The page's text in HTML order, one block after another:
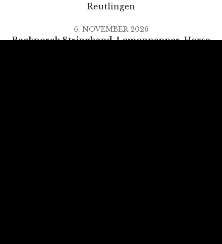
Reutlingen
Backporch Stringband, Lemonpepper, Horse
6. NOVEMBER 2026